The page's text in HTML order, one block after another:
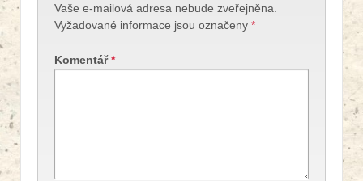
Vaše e-mailová adresa nebude zveřejněna.
Vyžadované informace jsou označeny *
Komentář*